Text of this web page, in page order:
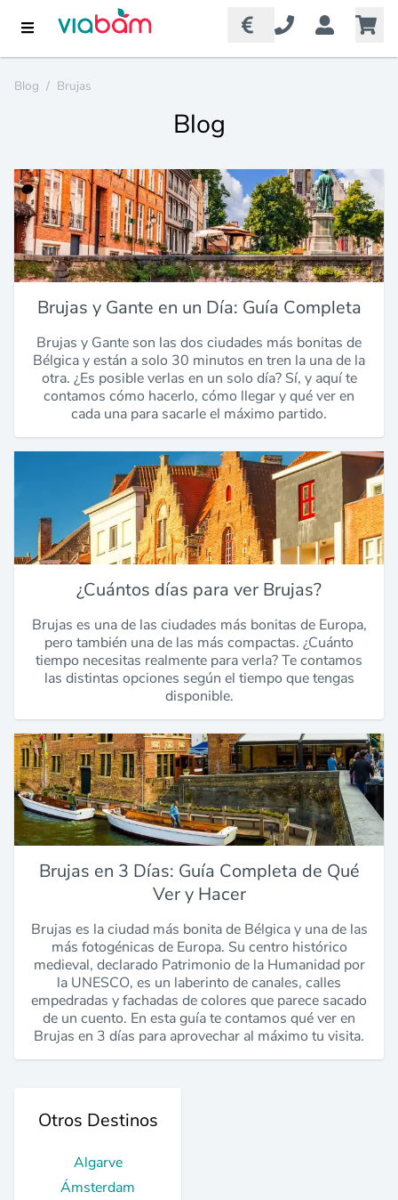
Blog / Brujas
Blog
Brujas y Gante en un Día: Guía Completa
Brujas y Gante son las dos ciudades más bonitas de
Bélgica y están a solo 30 minutos en tren la una de la
otra. ¿Es posible verlas en un solo día? Sí, y aquí te
contamos cómo hacerlo, cómo llegar y qué ver en
cada una para sacarle el máximo partido.
¿Cuántos días para ver Brujas?
Brujas es una de las ciudades más bonitas de Europa,
pero también una de las más compactas. ¿Cuánto
tiempo necesitas realmente para verla? Te contamos
las distintas opciones según el tiempo que tengas
disponible.
Brujas en 3 Días: Guía Completa de Qué
Ver y Hacer
Brujas es la ciudad más bonita de Bélgica y una de las
más fotogénicas de Europa. Su centro histórico
medieval, declarado Patrimonio de la Humanidad por
la UNESCO, es un laberinto de canales, calles
empedradas y fachadas de colores que parece sacado
de un cuento. En esta guía te contamos qué ver en
Brujas en 3 días para aprovechar al máximo tu visita.
Otros Destinos
Algarve
Ámsterdam